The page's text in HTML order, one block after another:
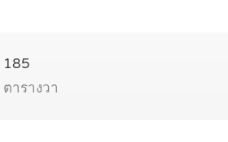
185
ตารางวา